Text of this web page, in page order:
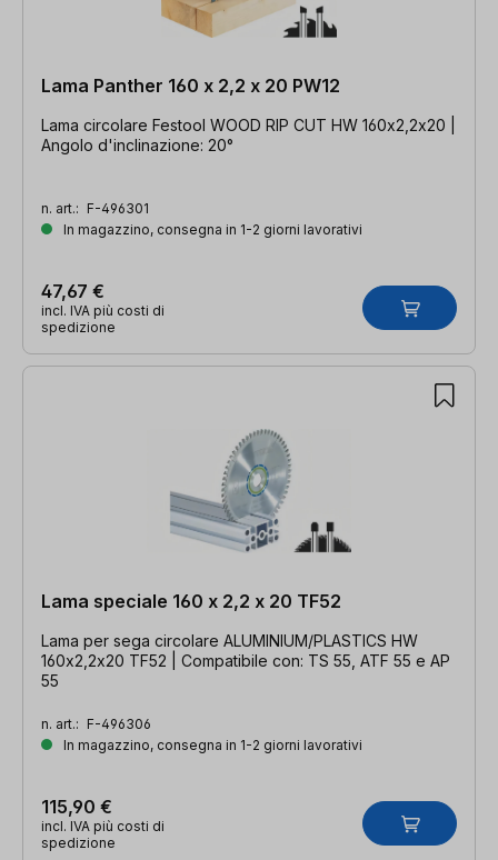
Lama Panther 160 x 2,2 x 20 PW12
Lama circolare Festool WOOD RIP CUT HW 160x2,2x20 |
Angolo d'inclinazione: 20°
n. art.: F-496301
In magazzino, consegna in 1-2 giorni lavorativi
47,67 €
incl. IVA più costi di
spedizione
Lama speciale 160 x 2,2 x 20 TF52
Lama per sega circolare ALUMINIUM/PLASTICS HW
160x2,2x20 TF52 | Compatibile con: TS 55, ATF 55 e AP
55
n. art.: F-496306
In magazzino, consegna in 1-2 giorni lavorativi
115,90 €
incl. IVA più costi di
spedizione